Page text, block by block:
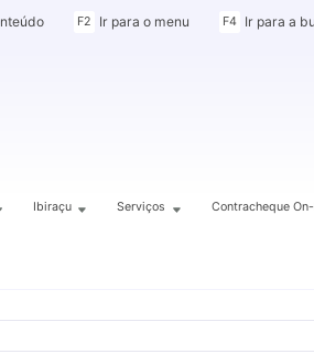
Ir para o menu
F2 Ir para a
F4
Ibiraçu Serviços Contracheque